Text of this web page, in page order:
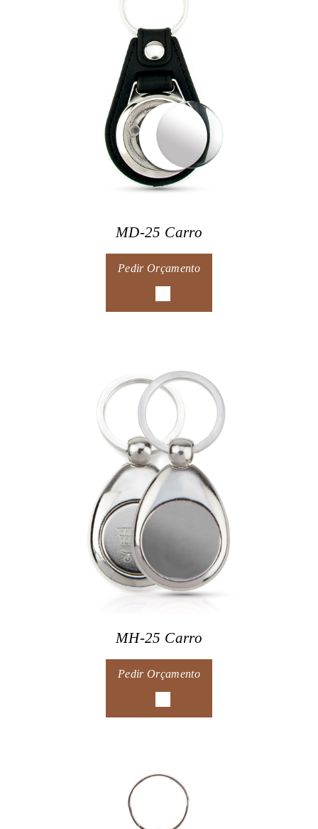
MD-25 Carro
Pedir Orçamento
MH-25 Carro
Pedir Orçamento